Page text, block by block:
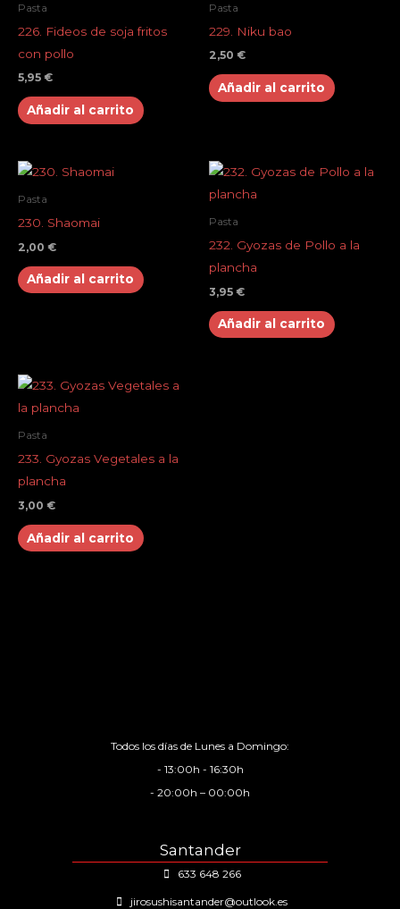
Pasta
226. Fideos de soja fritos
con pollo
5,95 €
Añadir al carrito
Pasta
229. Niku bao
2,50 €
Añadir al carrito
Pasta
230. Shaomai
2,00 €
Añadir al carrito
Pasta
232. Gyozas de Pollo a la
plancha
3,95 €
Añadir al carrito
Pasta
233. Gyozas Vegetales a la
plancha
3,00 €
Añadir al carrito
Todos los días de Lunes a Domingo:
- 13:00h - 16:30h
- 20:00h – 00:00h
Santander
633 648 266
jirosushisantander@outlook.es